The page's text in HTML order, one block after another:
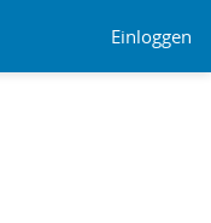
Einloggen